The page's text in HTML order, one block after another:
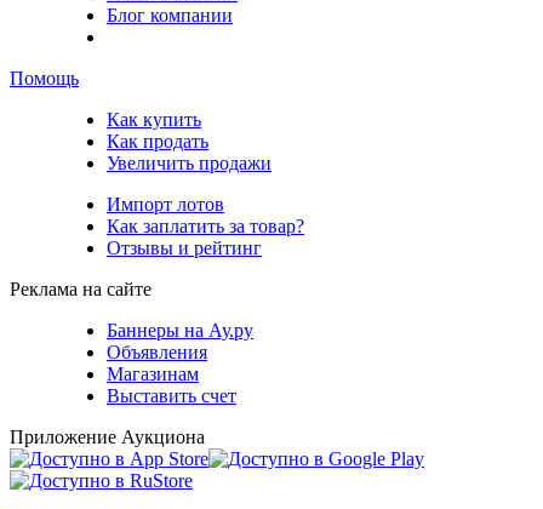
Блог компании
Помощь
Как купить
Как продать
Увеличить продажи
Импорт лотов
Как заплатить за товар?
Отзывы и рейтинг
Реклама на сайте
Баннеры на Ау.ру
Объявления
Магазинам
Выставить счет
Приложение Аукциона